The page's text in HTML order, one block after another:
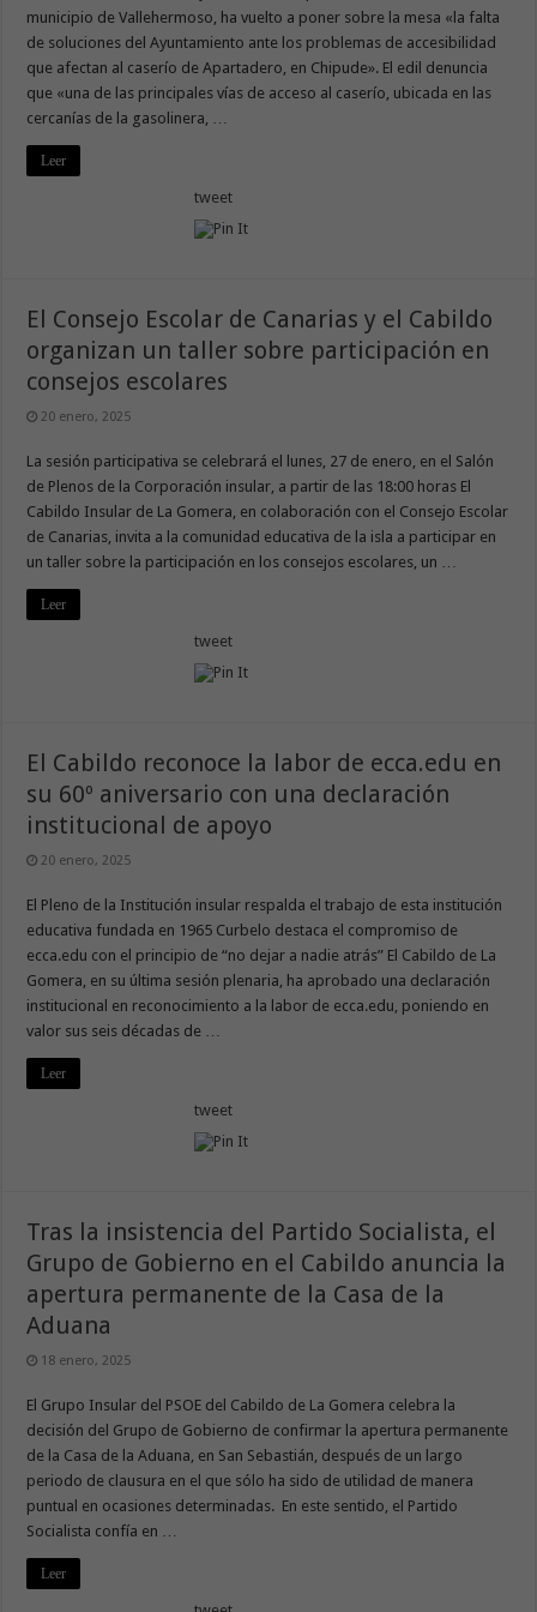
municipio de Vallehermoso, ha vuelto a poner sobre la mesa «la falta
de soluciones del Ayuntamiento ante los problemas de accesibilidad
que afectan al caserío de Apartadero, en Chipude». El edil denuncia
que «una de las principales vías de acceso al caserío, ubicada en las
cercanías de la gasolinera, …
Leer
tweet
El Consejo Escolar de Canarias y el Cabildo
organizan un taller sobre participación en
consejos escolares
20 enero, 2025
La sesión participativa se celebrará el lunes, 27 de enero, en el Salón
de Plenos de la Corporación insular, a partir de las 18:00 horas El
Cabildo Insular de La Gomera, en colaboración con el Consejo Escolar
de Canarias, invita a la comunidad educativa de la isla a participar en
un taller sobre la participación en los consejos escolares, un …
Leer
tweet
El Cabildo reconoce la labor de ecca.edu en
su 60º aniversario con una declaración
institucional de apoyo
20 enero, 2025
El Pleno de la Institución insular respalda el trabajo de esta institución
educativa fundada en 1965 Curbelo destaca el compromiso de
ecca.edu con el principio de “no dejar a nadie atrás” El Cabildo de La
Gomera, en su última sesión plenaria, ha aprobado una declaración
institucional en reconocimiento a la labor de ecca.edu, poniendo en
valor sus seis décadas de …
Leer
tweet
Tras la insistencia del Partido Socialista, el
Grupo de Gobierno en el Cabildo anuncia la
apertura permanente de la Casa de la
Aduana
18 enero, 2025
El Grupo Insular del PSOE del Cabildo de La Gomera celebra la
decisión del Grupo de Gobierno de confirmar la apertura permanente
de la Casa de la Aduana, en San Sebastián, después de un largo
periodo de clausura en el que sólo ha sido de utilidad de manera
puntual en ocasiones determinadas. En este sentido, el Partido
Socialista confía en …
Leer